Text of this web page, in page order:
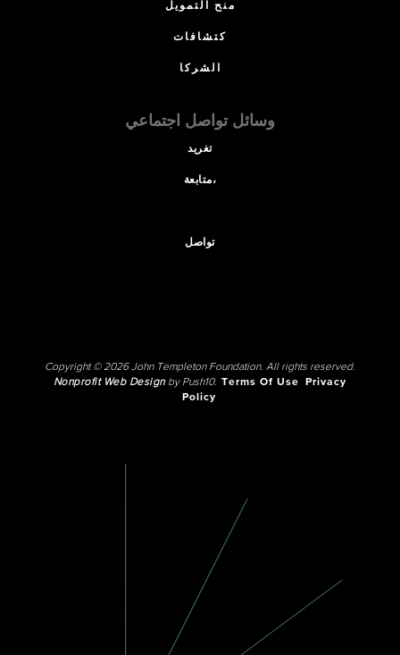
منح التمويل
كتشافات
الشركا
وسائل تواصل اجتماعي
تغريد
متابعة،
تواصل
Copyright © 2026 John Templeton Foundation. All rights reserved.
Nonprofit Web Designby Push10. Terms Of Use
Privacy
Policy